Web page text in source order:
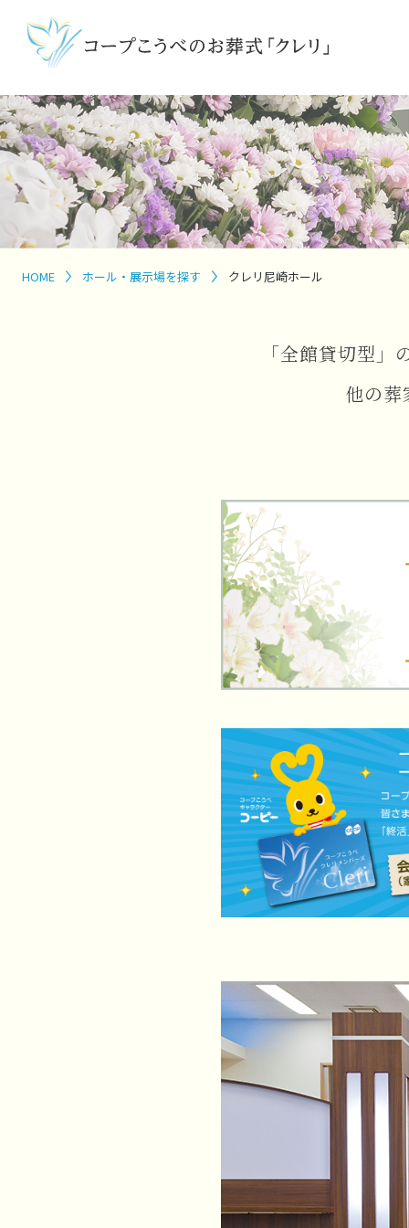
HOME ホール・展示場を探す クレリ尼崎ホール
「全館貸切型
他の